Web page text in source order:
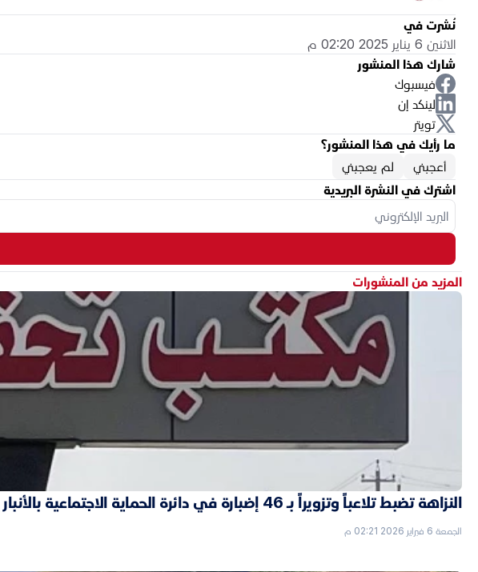
نُشرت في
الاثنين 6 يناير 2025 02:20 م
شارك هذا المنشور
فيسبوك
لينكد إن
تويتر
ما رأيك في هذا المنشور؟
أعجبني
لم يعجبني
اشترك في النشرة البريدية
المزيد من المنشورات
النزاهة تضبط تلاعباً وتزويراً بـ 46 إضبارة في دائرة الحماية الاجتماعية بالأنبار
الجمعة 6 فبراير 2026 02:21 م